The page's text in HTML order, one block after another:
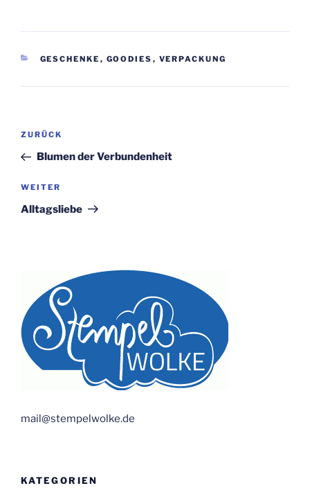
KATEGORIEN
GESCHENKE , GOODIES , VERPACKUNG
Beitragsnavigation
Vorheriger
Beitrag
ZURÜCK
Blumen der Verbundenheit
Nächster
Beitrag
WEITER
Alltagsliebe
mail@stempelwolke.de
KATEGORIEN